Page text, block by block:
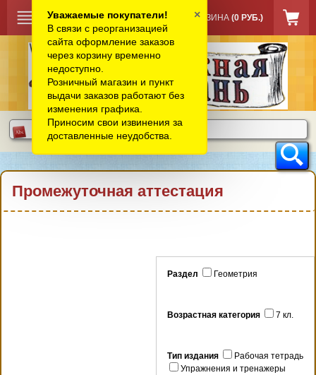
КОРЗИНА (0 РУБ.)
Промежуточная аттестация
Раздел Геометрия
Возрастная категория 7 кл.
Тип издания
Рабочая тетрадь
Упражнения и тренажеры
Уважаемые покупатели!
В связи с реорганизацией
сайта оформление заказов
через корзину временно
недоступно.
Розничный магазин и пункт
выдачи заказов работают без
изменения графика.
Приносим свои извинения за
доставленные неудобства.
×